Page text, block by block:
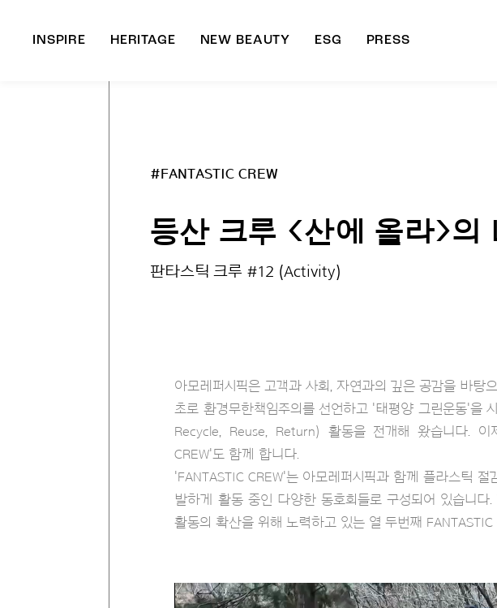
INSPIRE HERITAGE NEW BEAUTY ESG PRESS
#FANTASTIC CREW
등산 크루 <산에 올라>의
판타스틱 크루 #12 (Activity)
아모레퍼시픽은 고객과 사회, 자연과의 깊은 공감을 바탕
초로 환경무한책임주의를 선언하고 '태평양 그린운동'을
Recycle, Reuse, Return) 활동을 전개해 왔습니다. 이
CREW'도 함께 합니다.
'FANTASTIC CREW'는 아모레퍼시픽과 함께 플라스틱
발하게 활동 중인 다양한 동호회들로 구성되어 있습니
활동의 확산을 위해 노력하고 있는 열 두번째